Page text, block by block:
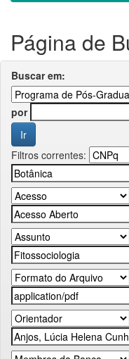
Página de
Buscar em:
por
Filtros correntes: